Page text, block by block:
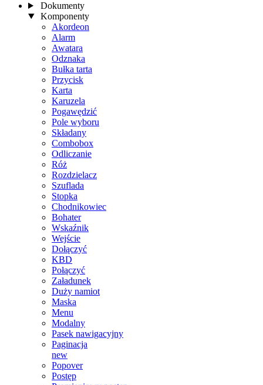
Dokumenty
Komponenty
Akordeon
Alarm
Awatara
Odznaka
Bułka tarta
Przycisk
Karta
Karuzela
Pogawędzić
Pole wyboru
Składany
Combobox
Odliczanie
Róż
Rozdzielacz
Szuflada
Stopka
Chodnikowiec
Bohater
Wskaźnik
Wejście
Dołączyć
KBD
Połączyć
Załadunek
Duży namiot
Maska
Menu
Modalny
Pasek nawigacyjny
Paginacja
new
Popover
Postęp